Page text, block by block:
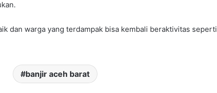
dan warga yang terdampak bisa kembali beraktivitas seperti
banjir aceh barat